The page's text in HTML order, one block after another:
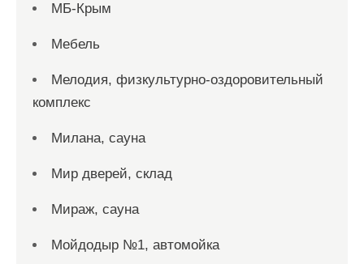
МБ-Крым
Мебель
Мелодия, физкультурно-оздоровительный
комплекс
Милана, сауна
Мир дверей, склад
Мираж, сауна
Мойдодыр №1, автомойка